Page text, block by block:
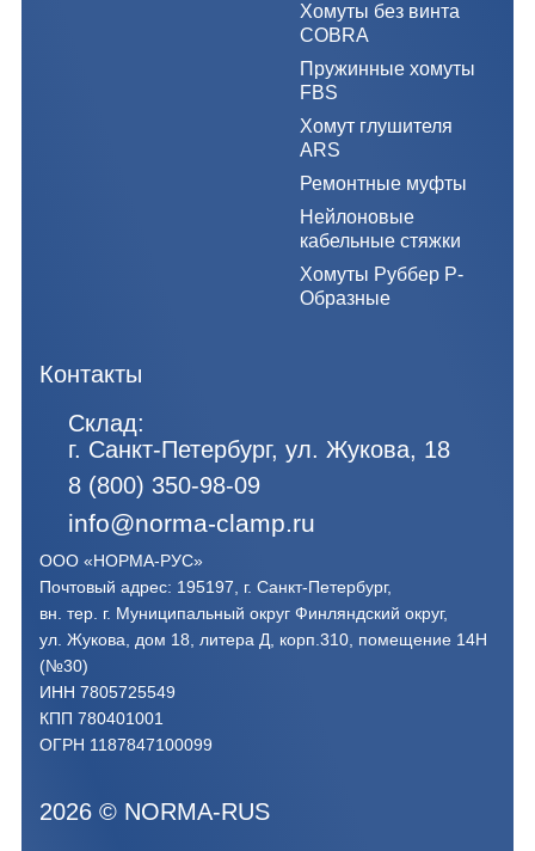
Хомуты без винта
COBRA
Пружинные хомуты
FBS
Хомут глушителя
ARS
Ремонтные муфты
Нейлоновые
кабельные стяжки
Хомуты Руббер Р-
Образные
Контакты
Склад:
г. Санкт-Петербург, ул. Жукова, 18
8 (800) 350-98-09
info@norma-clamp.ru
ООО «НОРМА-РУС»
Почтовый адрес: 195197, г. Санкт-Петербург,
вн. тер. г. Муниципальный округ Финляндский округ,
ул. Жукова, дом 18, литера Д, корп.310, помещение 14Н
(№30)
ИНН 7805725549
КПП 780401001
ОГРН 1187847100099
2026 © NORMA-RUS